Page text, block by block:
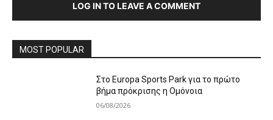
LOG IN TO LEAVE A COMMENT
MOST POPULAR
Στο Europa Sports Park για το πρώτο
βήμα πρόκρισης η Ομόνοια
06/08/2026